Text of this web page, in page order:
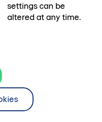
bygger, äger
framtidens
settings can be
altered at any time.